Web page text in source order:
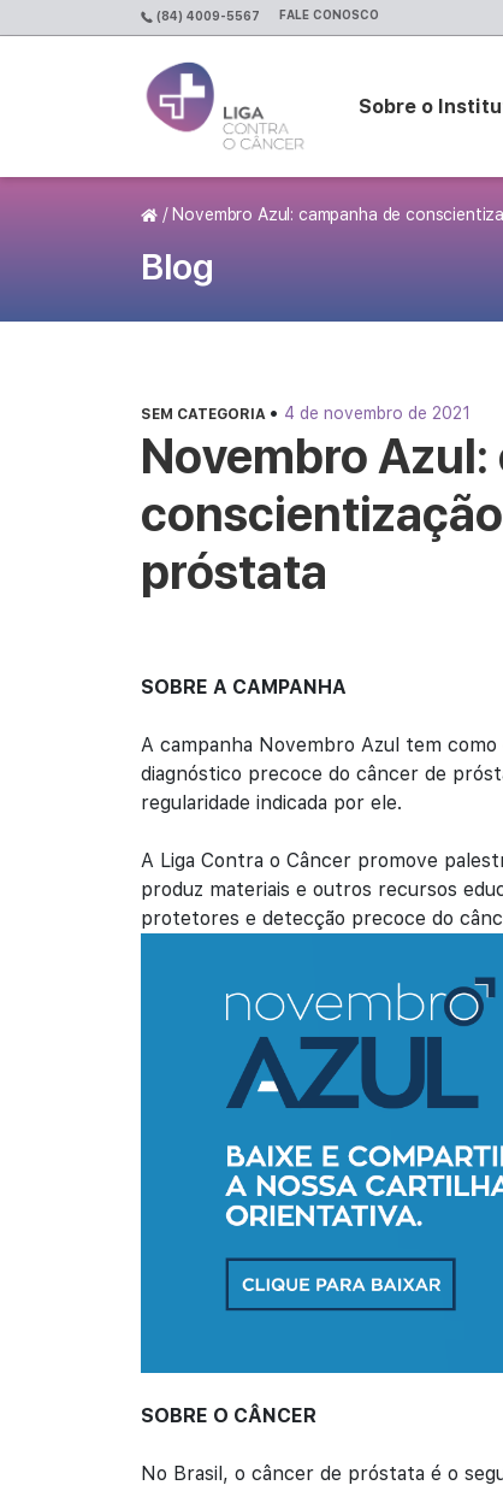
(84) 4009-5567 FALE CONOSCO
Sobre o
Página Inicial
/ Novembro Azul: campanha de
Blog
SEM CATEGORIA • 4 de novembro de 2021
Novembro
próstata
SOBRE A CAMPANHA
A campanha Novembro Azul tem
diagnóstico precoce do câncer de
regularidade indicada por ele.
A Liga Contra o Câncer promove
produz materiais e outros recursos
protetores e detecção precoce do
SOBRE O CÂNCER
No Brasil, o câncer de próstata é o